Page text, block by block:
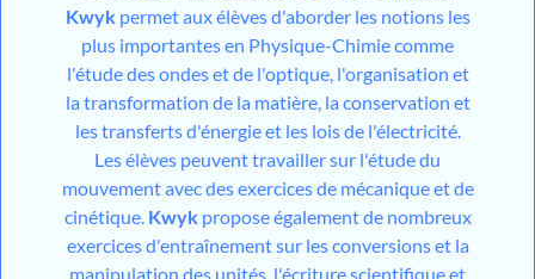
Kwykpermet aux élèves d'aborder les notions les
plus importantes en Physique-Chimie comme
l'étude des ondes et de l'optique, l'organisation et
la transformation de la matière, la conservation et
les transferts d'énergie et les lois de l'électricité.
Les élèves peuvent travailler sur l'étude du
mouvement avec des exercices de mécanique et de
cinétique. Kwykpropose également de nombreux
exercices d'entraînement sur les conversions et la
manipulation des unités, l'écriture scientifique et